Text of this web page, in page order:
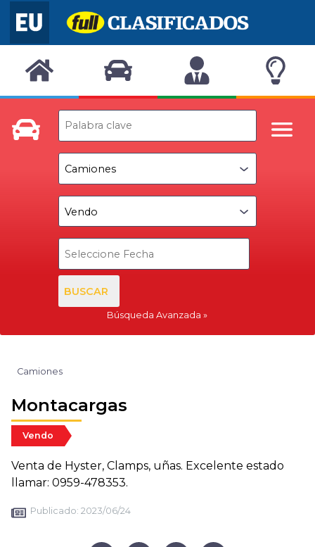
BUSCAR
Búsqueda Avanzada
Camiones
Montacargas
Vendo
Venta de Hyster, Clamps, uñas. Excelente estado
llamar: 0959-478353.
Publicado: 2023/06/24